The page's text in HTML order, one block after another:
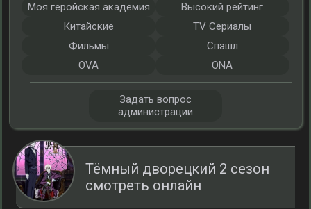
Тёмный дворецкий 2 сезон
смотреть онлайн
Моя геройская академия
Высокий рейтинг
Китайские
TV Сериалы
Фильмы
Спэшл
OVA
ONA
Задать вопрос
администрации